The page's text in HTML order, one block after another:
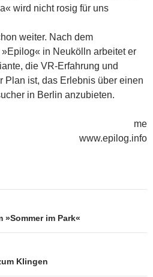
wird nicht rosig für uns
weiter. Nach dem
in Neukölln arbeitet er
die VR-Erfahrung und
Plan ist, das Erlebnis über einen
in Berlin anzubieten.
me
www.epilog.info
»Sommer im Park«
Klingen